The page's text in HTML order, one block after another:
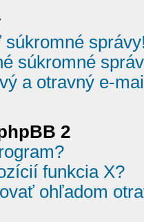
súkromné
a otravný e-
2
funkcia X?
ohľadom